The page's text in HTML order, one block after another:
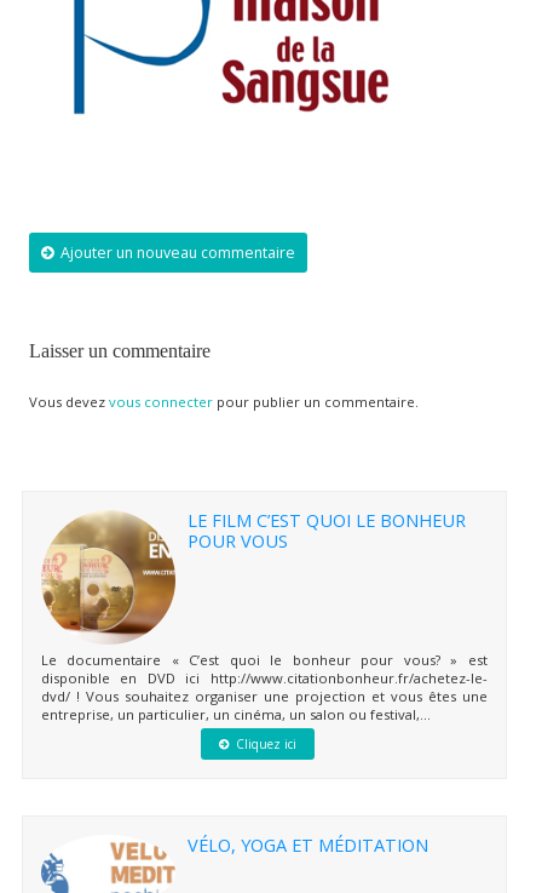
Ajouter un nouveau commentaire
Laisser un commentaire
Vous devez vous connecterpour publier un commentaire.
LE FILM C’EST QUOI LE BONHEUR
POUR VOUS
Le documentaire « C’est quoi le bonheur pour vous? » est
disponible en DVD ici http://www.citationbonheur.fr/achetez-le-
dvd/ ! Vous souhaitez organiser une projection et vous êtes une
entreprise, un particulier, un cinéma, un salon ou festival,...
Cliquez ici
VÉLO, YOGA ET MÉDITATION